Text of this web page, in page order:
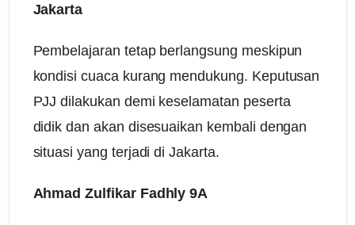
Jakarta
Pembelajaran tetap berlangsung meskipun
kondisi cuaca kurang mendukung. Keputusan
PJJ dilakukan demi keselamatan peserta
didik dan akan disesuaikan kembali dengan
situasi yang terjadi di Jakarta.
Ahmad Zulfikar Fadhly 9A